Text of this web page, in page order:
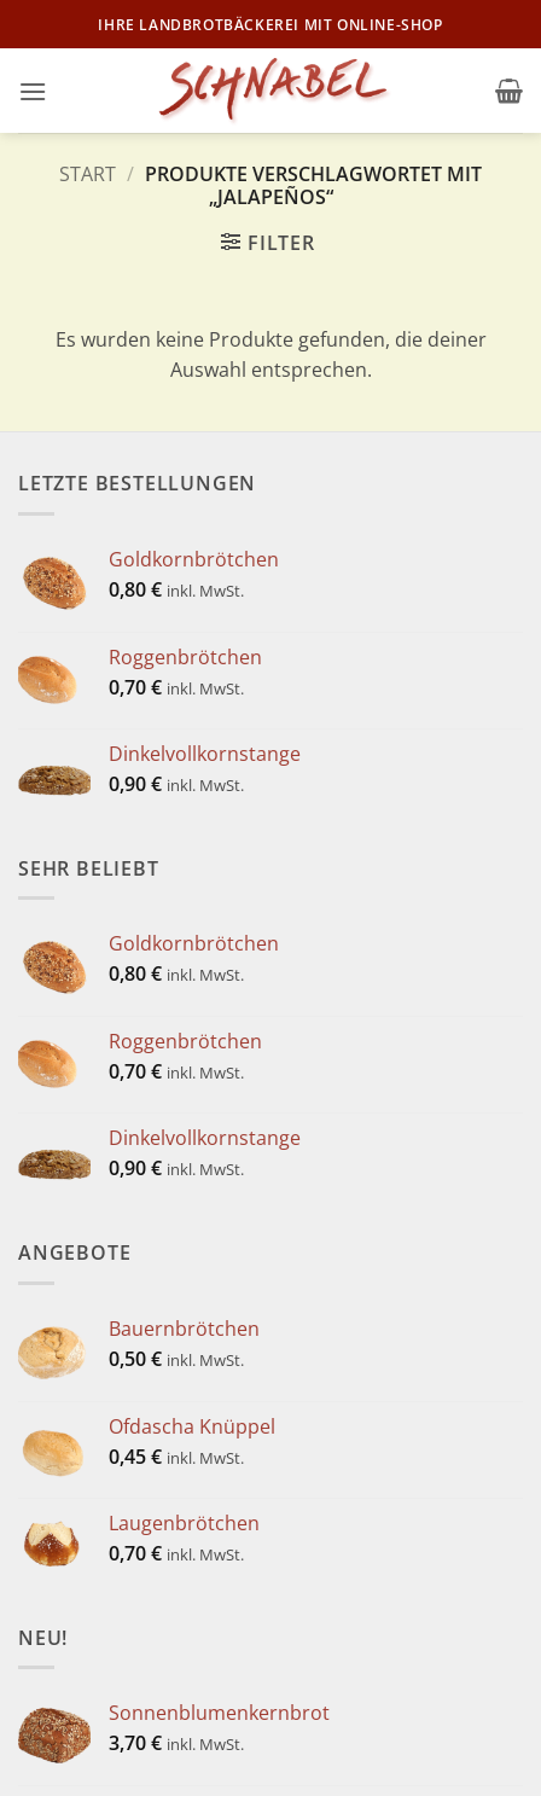
Inhalt
IHRE LANDBROTBÄCKEREI MIT ONLINE-SHOP
START / PRODUKTE VERSCHLAGWORTET MIT
„JALAPEÑOS“
FILTER
Es wurden keine Produkte gefunden, die deiner
Auswahl entsprechen.
LETZTE BESTELLUNGEN
Goldkornbrötchen
0,80€ inkl. MwSt.
Roggenbrötchen
0,70€ inkl. MwSt.
Dinkelvollkornstange
0,90€ inkl. MwSt.
SEHR BELIEBT
Goldkornbrötchen
0,80€ inkl. MwSt.
Roggenbrötchen
0,70€ inkl. MwSt.
Dinkelvollkornstange
0,90€ inkl. MwSt.
ANGEBOTE
Bauernbrötchen
0,50€ inkl. MwSt.
Ofdascha Knüppel
0,45€ inkl. MwSt.
Laugenbrötchen
0,70€ inkl. MwSt.
NEU!
Sonnenblumenkernbrot
3,70€ inkl. MwSt.